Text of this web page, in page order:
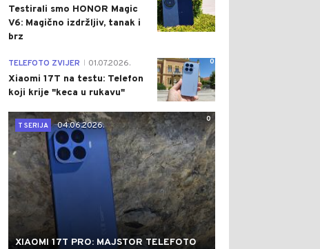
Testirali smo HONOR Magic
V6: Magično izdržljiv, tanak i
brz
0
TELEFOTO ZVIJER 01.07.2026.
Xiaomi 17T na testu: Telefon
koji krije "keca u rukavu"
0
T SERIJA
04.06.2026.
XIAOMI 17T PRO: MAJSTOR TELEFOTO